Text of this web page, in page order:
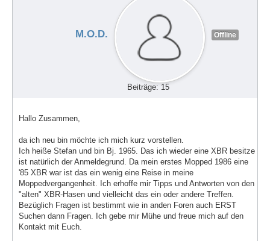
M.O.D. Offline
Beiträge: 15
Hallo Zusammen,
da ich neu bin möchte ich mich kurz vorstellen.
Ich heiße Stefan und bin Bj. 1965. Das ich wieder eine XBR besitze
ist natürlich der Anmeldegrund. Da mein erstes Mopped 1986 eine
'85 XBR war ist das ein wenig eine Reise in meine
Moppedvergangenheit. Ich erhoffe mir Tipps und Antworten von den
"alten" XBR-Hasen und vielleicht das ein oder andere Treffen.
Bezüglich Fragen ist bestimmt wie in anden Foren auch ERST
Suchen dann Fragen. Ich gebe mir Mühe und freue mich auf den
Kontakt mit Euch.